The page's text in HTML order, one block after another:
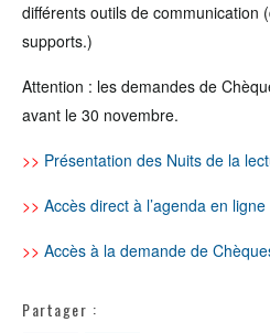
différents outils de communication
supports.)
Attention : les demandes de
avant le 30 novembre.
>> Présentation des Nuits de la
>> Accès direct à l’agenda en ligne
>> Accès à la demande de
Partager :